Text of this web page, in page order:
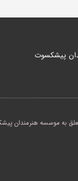
پیشکسوت
به موسسه هنرمندان